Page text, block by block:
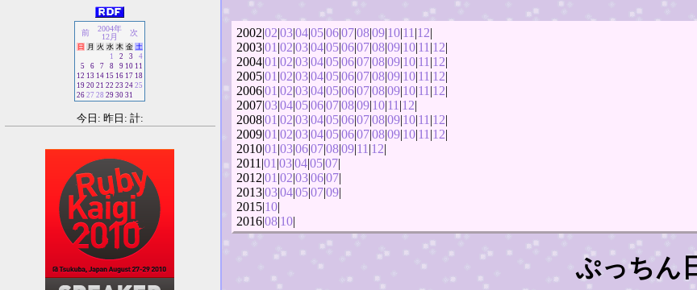
2002|02|03|04|05|06|07|08|09|10|11 |12|
2003|01 |02|03|04|05|06|07|08|09|10|11 |12|
2004|01 |02|03|04|05|06|07|08|09|10|11 |12|
2005|01 |02|03|04|05|06|07|08|09|10|11 |12|
2006|01 |02|03|04|05|06|07|08|09|10|11 |12|
2007|03|04|05|06|07|08|09|10|11 |12|
2008|01 |02|03|04|05|06|07|08|09|10|11 |12|
2009|01 |02|03|04|05|06|07|08|09|10|11 |12|
2010|01 |03|06|07|08|09|11 |12|
2011|01 |03|04|05|07|
2012|01 |02|03|06|07|
2013|03|04|05|07|09|
2015|10|
2016|08|10|
ぷっちん
前
2004年
12月
次
日 月 火 水 木 金 土
1
2 3
4
5
6 7 8 9 10 11
12 13 14 15 16 17 18
19 20 21 22 23 24 25
26 27 28 29 30 31
今日: 昨日: 計: